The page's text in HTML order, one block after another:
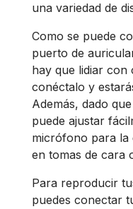
una variedad de
Como se puede
puerto de
hay que lidiar con
conéctalo y
Además, dado
puede ajustar
micrófono para la
en tomas de cara
Para reproducir
puedes conectar